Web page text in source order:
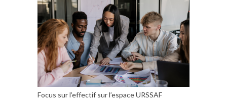
Focus sur l’effectif sur l’espace URSSAF